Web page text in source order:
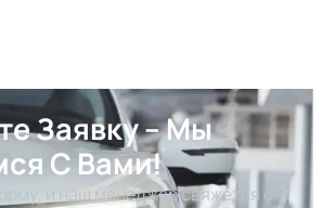
Заявку – Мы
С Вами!
и наш менеджер свяжется с